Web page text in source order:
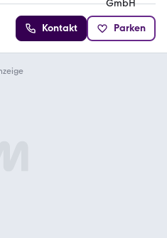
Kontakt Parken